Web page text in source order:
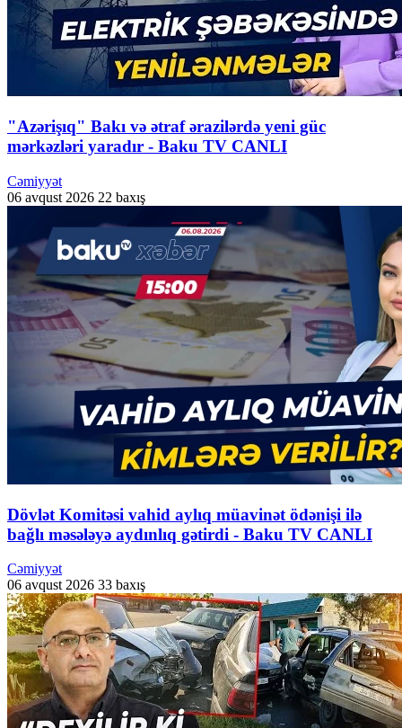
"Azərişıq" Bakı və ətraf ərazilərdə yeni güc
mərkəzləri yaradır - Baku TV CANLI
Cəmiyyət
06 avqust 2026 22 baxış
Dövlət Komitəsi vahid aylıq müavinət ödənişi ilə
bağlı məsələyə aydınlıq gətirdi - Baku TV CANLI
Cəmiyyət
06 avqust 2026 33 baxış